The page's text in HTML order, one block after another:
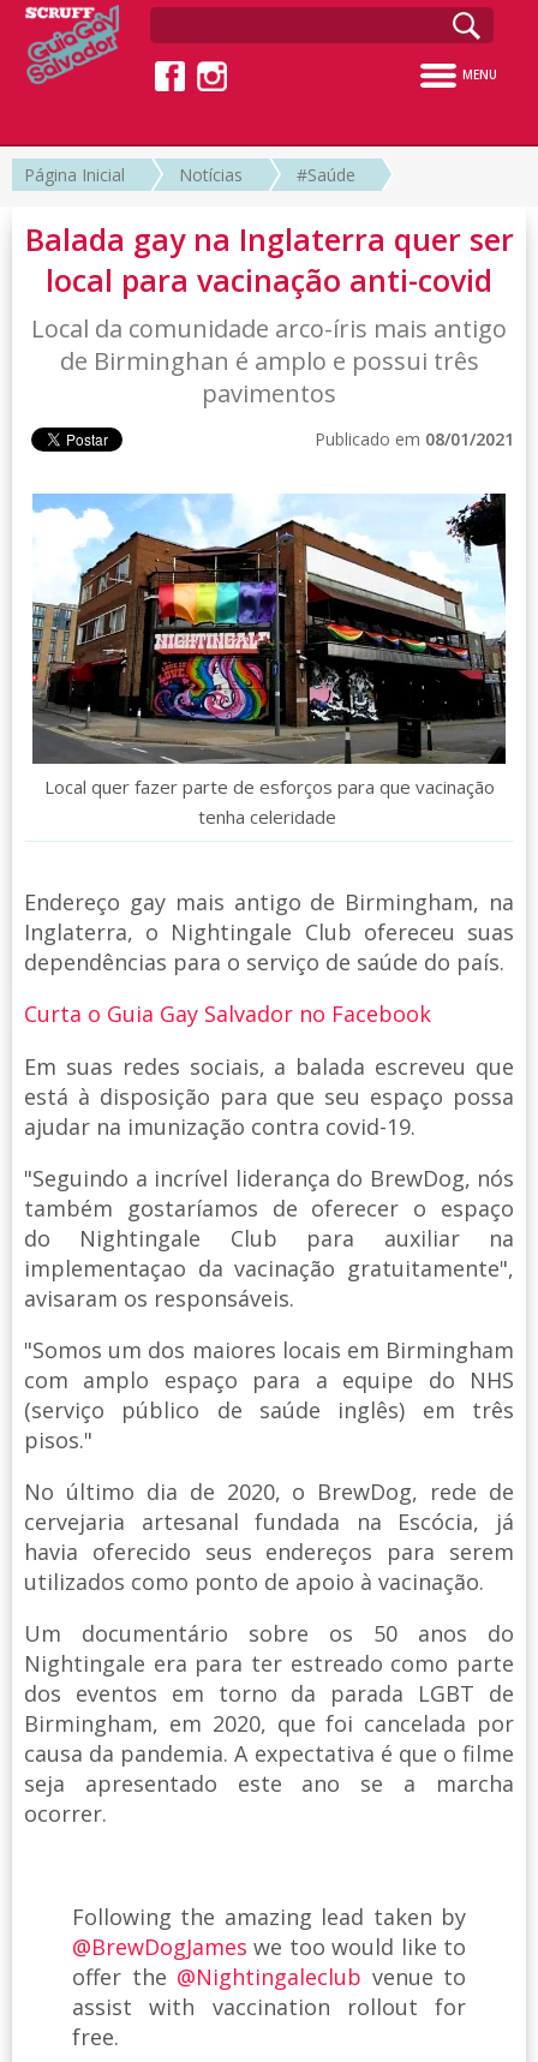
MENU
Página Inicial Notícias #Saúde
Balada gay na Inglaterra quer ser
local para vacinação anti-covid
Local da comunidade arco-íris mais antigo
de Birminghan é amplo e possui três
pavimentos
Publicado em 08/01/2021
Local quer fazer parte de esforços para que vacinação
tenha celeridade
Endereço gay mais antigo de Birmingham, na
Inglaterra, o Nightingale Club ofereceu suas
dependências para o serviço de saúde do país.
Curta o Guia Gay Salvador no Facebook
Em suas redes sociais, a balada escreveu que
está à disposição para que seu espaço possa
ajudar na imunização contra covid-19.
"Seguindo a incrível liderança do BrewDog, nós
também gostaríamos de oferecer o espaço
do Nightingale Club para auxiliar na
implementaçao da vacinação gratuitamente",
avisaram os responsáveis.
"Somos um dos maiores locais em Birmingham
com amplo espaço para a equipe do NHS
(serviço público de saúde inglês) em três
pisos."
No último dia de 2020, o BrewDog, rede de
cervejaria artesanal fundada na Escócia, já
havia oferecido seus endereços para serem
utilizados como ponto de apoio à vacinação.
Um documentário sobre os 50 anos do
Nightingale era para ter estreado como parte
dos eventos em torno da parada LGBT de
Birmingham, em 2020, que foi cancelada por
causa da pandemia. A expectativa é que o filme
seja apresentado este ano se a marcha
ocorrer.
Following the amazing lead taken by
@BrewDogJames we too would like to
offer the @Nightingaleclub venue to
assist with vaccination rollout for
free.